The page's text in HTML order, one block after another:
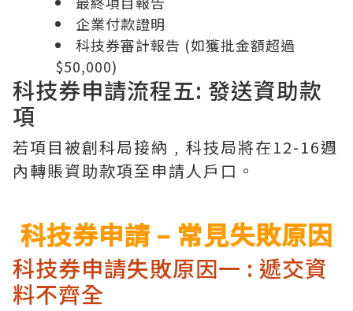
企業付款證明
科技券審計報告 (如獲批金額超過
$50,000)
科技券申請流程五: 發送資助款
項
若項目被創科局接納﹐科技局將在12-16週
內轉賬資助款項至申請人戶口。
科技券申請 – 常見失敗原因
科技券申請失敗原因一 : 遞交資
料不齊全